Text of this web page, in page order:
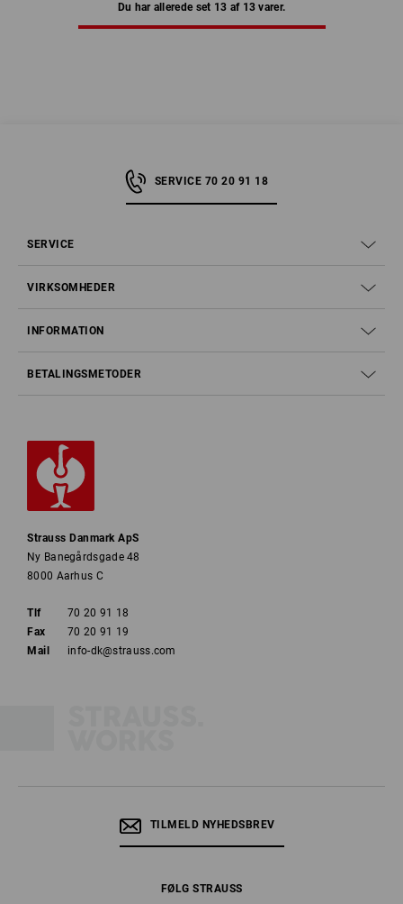
Du har allerede set 13 af 13 varer.
SERVICE 70 20 91 18
SERVICE
VIRKSOMHEDER
INFORMATION
BETALINGSMETODER
Strauss Danmark ApS
Ny Banegårdsgade 48
8000 Aarhus C
Tlf
70 20 91 18
Fax
70 20 91 19
Mail
info-dk@strauss.com
TILMELD NYHEDSBREV
FØLG STRAUSS